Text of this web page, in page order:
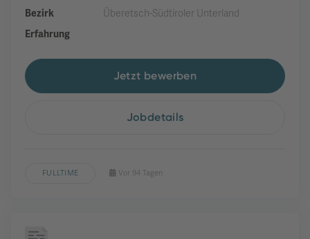
Bezirk
Überetsch-Südtiroler Unterland
Erfahrung
Jetzt bewerben
Jobdetails
FULLTIME Vor 94 Tagen